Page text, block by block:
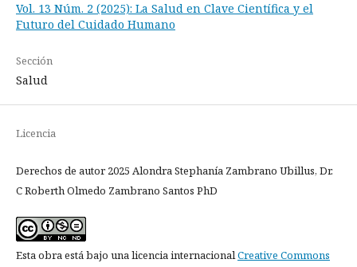
Vol. 13 Núm. 2 (2025): La Salud en Clave Científica y el
Futuro del Cuidado Humano
Sección
Salud
Licencia
Derechos de autor 2025 Alondra Stephanía Zambrano Ubillus, Dr.
C Roberth Olmedo Zambrano Santos PhD
Esta obra está bajo una licencia internacionalCreative Commons